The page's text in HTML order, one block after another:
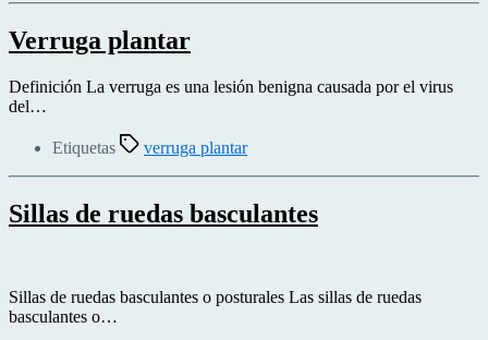
Verruga plantar
Definición La verruga es una lesión benigna causada por el virus
del…
Etiquetas verruga plantar
Sillas de ruedas basculantes
Sillas de ruedas basculantes o posturales Las sillas de ruedas
basculantes o…